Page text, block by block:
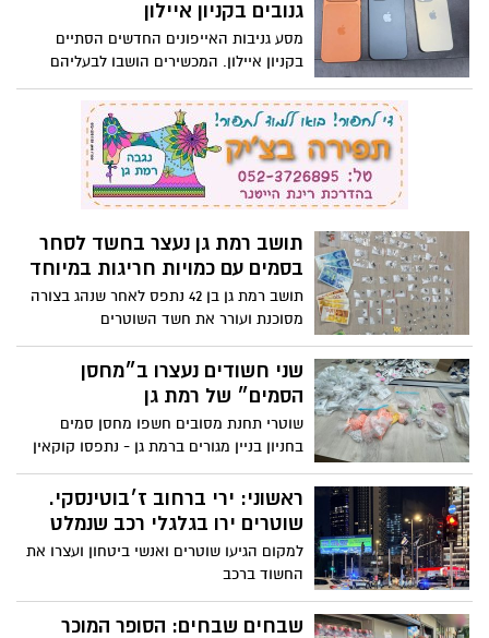
גנובים בקניון איילון
מסע גניבות האייפונים החדשים הסתיים
בקניון איילון. המכשירים הושבו לבעליהם
החוקיים
תושב רמת גן נעצר בחשד לסחר
בסמים עם כמויות חריגות במיוחד
תושב רמת גן בן 42 נתפס לאחר שנהג בצורה
מסוכנת ועורר את חשד השוטרים
שני חשודים נעצרו ב״מחסן
הסמים״ של רמת גן
שוטרי תחנת מסובים חשפו מחסן סמים
בחניון בניין מגורים ברמת גן - נתפסו קוקאין
בכמות גדולה, אלפי כדורי אקסטזי, קטמין,
חשיש וחומרים נוספים; שני חשודים נעצרו
ומעצרם הוארך
ראשוני: ירי ברחוב ז׳בוטינסקי.
שוטרים ירו בגלגלי רכב שנמלט
למקום הגיעו שוטרים ואנשי ביטחון ועצרו את
החשוד ברכב
שבחים שבחים: הסופר המוכר